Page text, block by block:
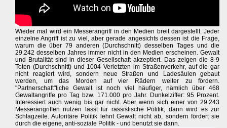
Wieder mal wird ein Messerangriff in den Medien breit dargestellt. Jeder
einzelne Angriff ist zu viel, aber gerade angesichts dessen ist die Frage,
warum die über 79 anderen (Durchschnitt) desselben Tages und die
29.242 desselben Jahres immer nicht in den Medien erscheinen. Gewalt
und Brutalität sind in dieser Gesellschaft akzeptiert. Das zeigen die 8-9
Toten (Durchschnitt) und 1004 Verletzten im Straßenverkehr, auf die gar
nicht reagiert wird, sondern neue Straßen und Ladesäulen gebaut
werden, um das Morden auf vier Rädern weiter zu fördern.
"Partnerschaft"liche Gewalt ist noch viel häufiger, nämlich über 468
Gewaltangriffe pro Tag bzw. 171.000 pro Jahr. Dunkelziffer: 95 Prozent.
Interessiert auch wenig bis gar nicht. Aber wenn sich einer von 29.243
Messerangriffen nutzen lässt für rassistische Politik, dann wird es zur
Schlagzeile. Autoritäre Politik lehnt Gewalt nicht ab, sondern fördert sie
durch die eigene, anti-soziale Politik - und benutzt sie dann.